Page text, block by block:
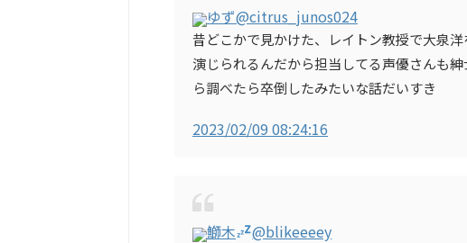
ゆず@citrus_junos024
昔どこかで見かけた、レイトン教授で大泉
演じられるんだから担当してる声優さんも
ら調べたら卒倒したみたいな話だいすき
2023/02/09 08:24:16
鰤木 @blikeeeey